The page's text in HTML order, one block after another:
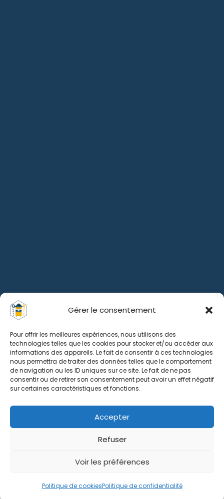
Gérer le consentement
Pour offrir les meilleures expériences, nous utilisons des
technologies telles que les cookies pour stocker et/ou accéder aux
informations des appareils. Le fait de consentir à ces technologies
nous permettra de traiter des données telles que le comportement
de navigation ou les ID uniques sur ce site. Le fait de ne pas
consentir ou de retirer son consentement peut avoir un effet négatif
sur certaines caractéristiques et fonctions.
Accepter
Refuser
Voir les préférences
Politique de cookiesPolitique de confidentialité